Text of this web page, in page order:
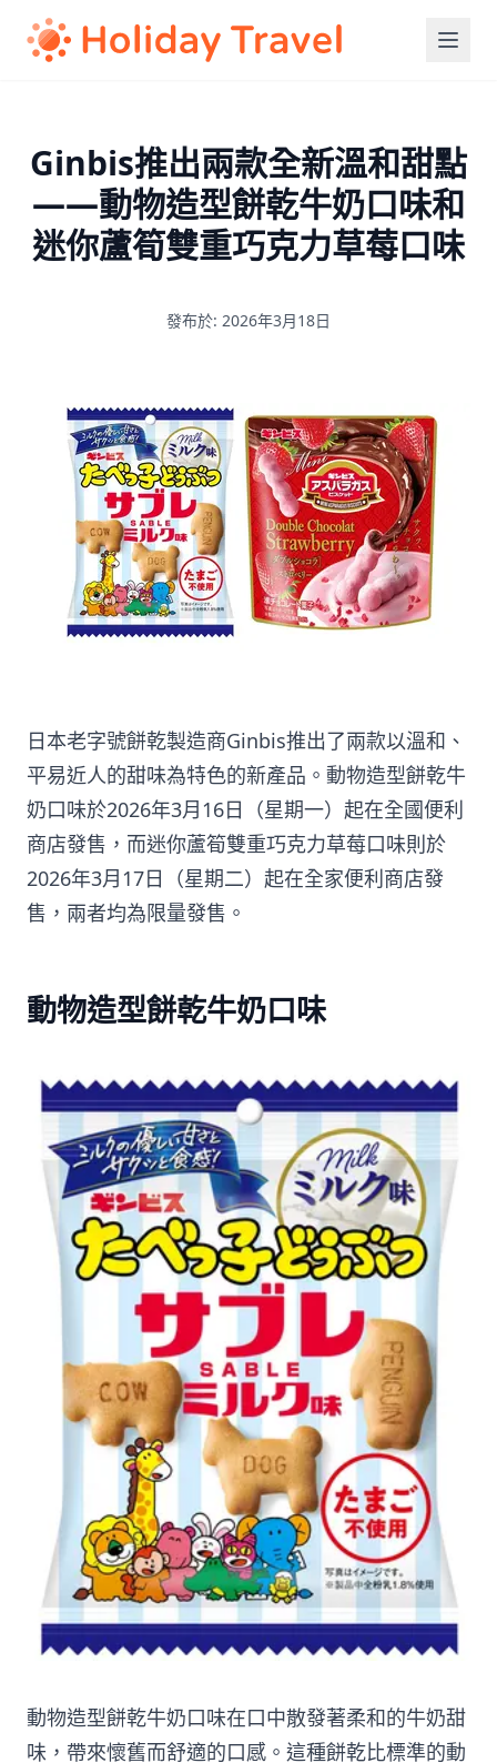
Ginbis推出兩款全新溫和甜點
——動物造型餅乾牛奶口味和
迷你蘆筍雙重巧克力草莓口味
發布於: 2026年3月18日
日本老字號餅乾製造商Ginbis推出了兩款以溫和、
平易近人的甜味為特色的新產品。動物造型餅乾牛
奶口味於2026年3月16日（星期一）起在全國便利
商店發售，而迷你蘆筍雙重巧克力草莓口味則於
2026年3月17日（星期二）起在全家便利商店發
售，兩者均為限量發售。
動物造型餅乾牛奶口味
動物造型餅乾牛奶口味在口中散發著柔和的牛奶甜
味，帶來懷舊而舒適的口感。這種餅乾比標準的動